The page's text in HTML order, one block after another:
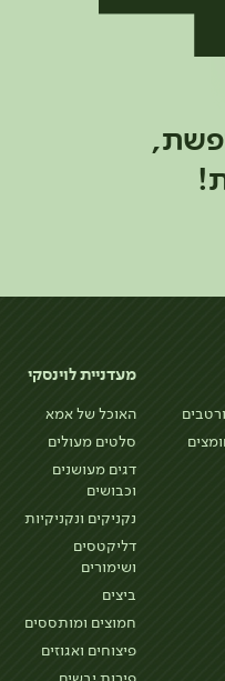
מעדניית לוינסקי
האוכל של אמא
סלטים מעולים
דגים מעושנים
וכבושים
נקניקים ונקניקיות
דליקטסים
ושימורים
ביצים
חמוצים ומותססים
פיצוחים ואגוזים